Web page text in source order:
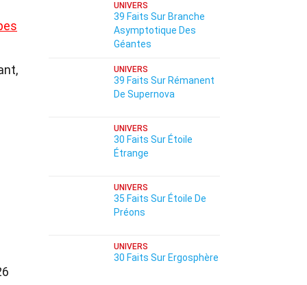
UNIVERS
39 Faits Sur Branche
Asymptotique Des
Géantes
UNIVERS
39 Faits Sur Rémanent
De Supernova
UNIVERS
30 Faits Sur Étoile
Étrange
UNIVERS
35 Faits Sur Étoile De
Préons
UNIVERS
30 Faits Sur Ergosphère